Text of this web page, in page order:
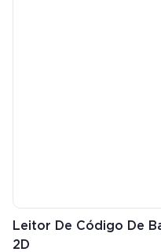
Leitor De Código De
2D